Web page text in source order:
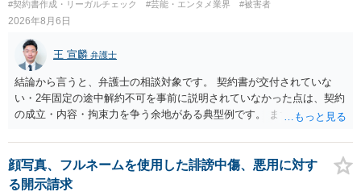
#契約書作成・リーガルチェック #芸能・エンタメ業界 #被害者
2026年8月6日
王 宣麟 弁護士
結論から言うと、弁護士の相談対象です。 契約書が交付されていな
い・2年固定の途中解約不可を事前に説明されていなかった点は、契約
の成立・内容・拘束力を争う余地がある典型例です。 まずは、運営と
みてはいかがでしょうか。 また同時並行で（もしまだされていないの
であれば）書面で退所意思の明確化はしておくべきだと考えます。
顔写真、フルネームを使用した誹謗中傷、悪用に対す
る開示請求